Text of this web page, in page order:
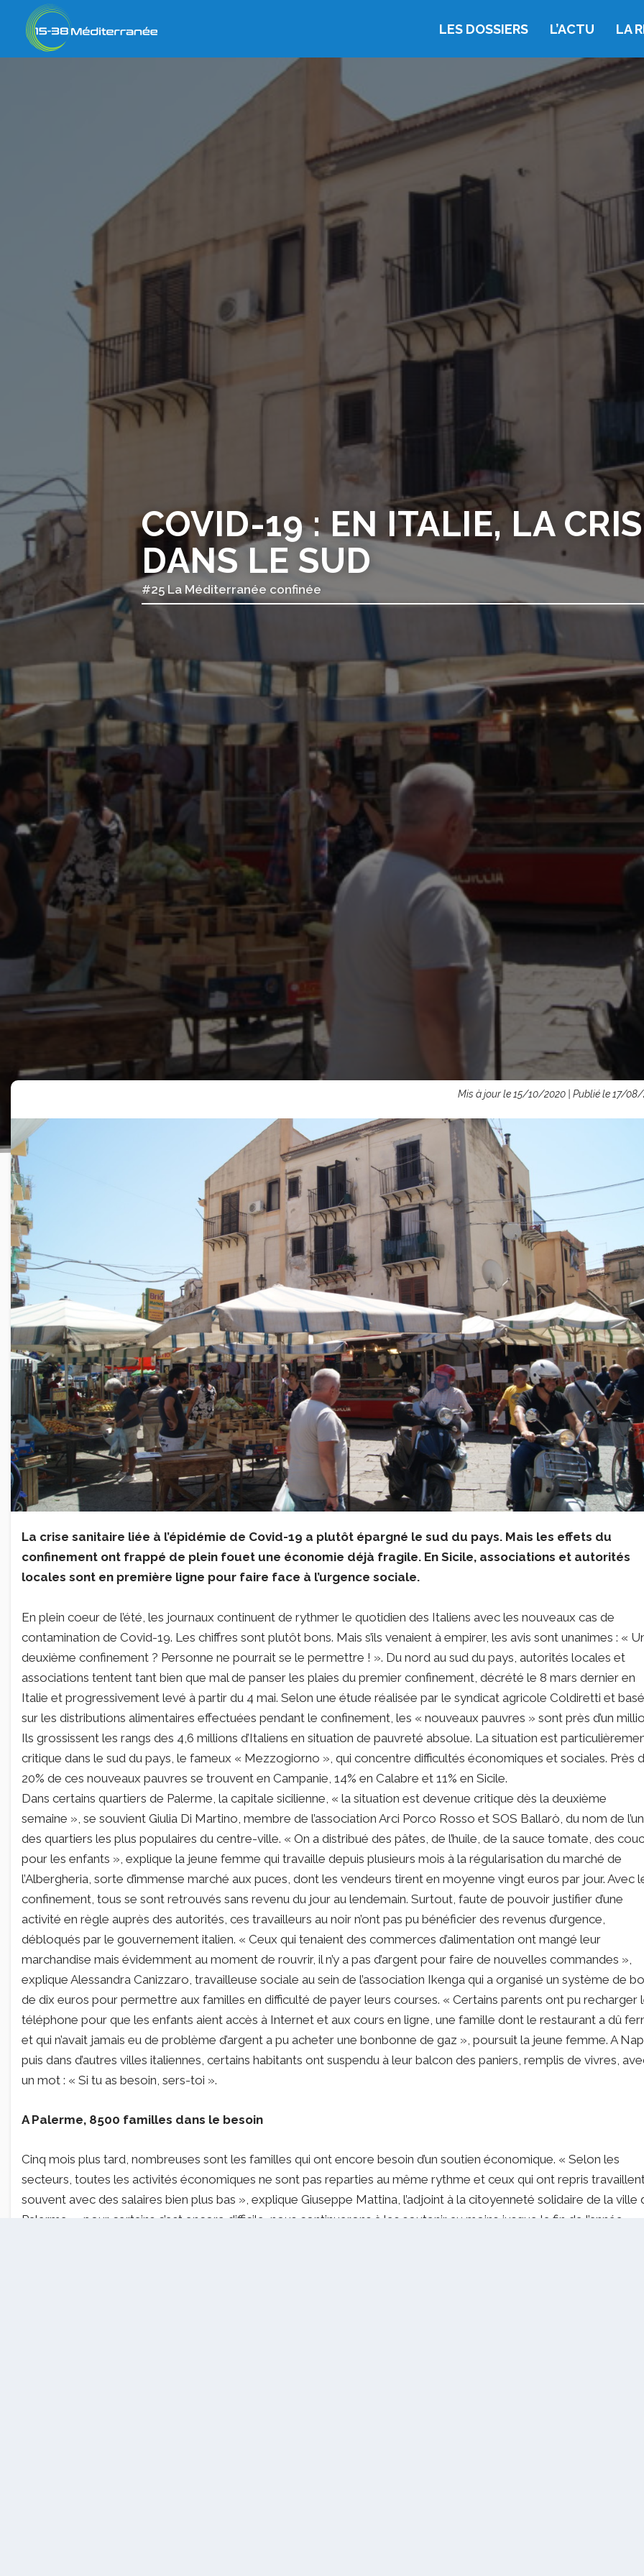
LES DOSSIERS L’ACTU LA
COVID-19 : EN ITALIE, LA
DANS LE SUD
#25 La Méditerranée confinée
Mis à jour le 15/10/2020 | Publié le 17/
La crise sanitaire liée à l’épidémie de Covid-19 a plutôt épargné le sud du pays. Mais les effets du
confinement ont frappé de plein fouet une économie déjà fragile. En Sicile, associations et autorités
locales sont en première ligne pour faire face à l’urgence sociale.
En plein coeur de l’été, les journaux continuent de rythmer le quotidien des Italiens avec les nouveaux cas de
contamination de Covid-19. Les chiffres sont plutôt bons. Mais s’ils venaient à empirer, les avis sont unanimes : «
deuxième confinement ? Personne ne pourrait se le permettre ! ». Du nord au sud du pays, autorités locales et
associations tentent tant bien que mal de panser les plaies du premier confinement, décrété le 8 mars dernier en
Italie et progressivement levé à partir du 4 mai. Selon une étude réalisée par le syndicat agricole Coldiretti et
sur les distributions alimentaires effectuées pendant le confinement, les « nouveaux pauvres » sont près d’un
Ils grossissent les rangs des 4,6 millions d’Italiens en situation de pauvreté absolue. La situation est
critique dans le sud du pays, le fameux « Mezzogiorno », qui concentre difficultés économiques et sociales. Près
20% de ces nouveaux pauvres se trouvent en Campanie, 14% en Calabre et 11% en Sicile.
Dans certains quartiers de Palerme, la capitale sicilienne, « la situation est devenue critique dès la deuxième
semaine », se souvient Giulia Di Martino, membre de l’association Arci Porco Rosso et SOS Ballarò, du nom de l’un
des quartiers les plus populaires du centre-ville. « On a distribué des pâtes, de l’huile, de la sauce tomate, des
pour les enfants », explique la jeune femme qui travaille depuis plusieurs mois à la régularisation du marché de
l’Albergheria, sorte d’immense marché aux puces, dont les vendeurs tirent en moyenne vingt euros par jour. Avec
confinement, tous se sont retrouvés sans revenu du jour au lendemain. Surtout, faute de pouvoir justifier d’une
activité en règle auprès des autorités, ces travailleurs au noir n’ont pas pu bénéficier des revenus d’urgence,
débloqués par le gouvernement italien. « Ceux qui tenaient des commerces d’alimentation ont mangé leur
marchandise mais évidemment au moment de rouvrir, il n’y a pas d’argent pour faire de nouvelles commandes »,
explique Alessandra Canizzaro, travailleuse sociale au sein de l’association Ikenga qui a organisé un système de
de dix euros pour permettre aux familles en difficulté de payer leurs courses. « Certains parents ont pu recharger
téléphone pour que les enfants aient accès à Internet et aux cours en ligne, une famille dont le restaurant a dû
et qui n’avait jamais eu de problème d’argent a pu acheter une bonbonne de gaz », poursuit la jeune femme. A
puis dans d’autres villes italiennes, certains habitants ont suspendu à leur balcon des paniers, remplis de vivres,
un mot : « Si tu as besoin, sers-toi ».
A Palerme, 8500 familles dans le besoin
Cinq mois plus tard, nombreuses sont les familles qui ont encore besoin d’un soutien économique. « Selon les
secteurs, toutes les activités économiques ne sont pas reparties au même rythme et ceux qui ont repris
souvent avec des salaires bien plus bas », explique Giuseppe Mattina, l’adjoint à la citoyenneté solidaire de la ville
Palerme, « pour certains c’est encore difficile, nous continuerons à les soutenir au moins jusque la fin de l’année ».